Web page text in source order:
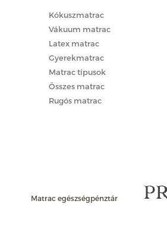
Kókuszmatrac
Vákuum matrac
Latex matrac
Gyerekmatrac
Matrac típusok
Összes matrac
Rugós matrac
Matrac egészségpénztár